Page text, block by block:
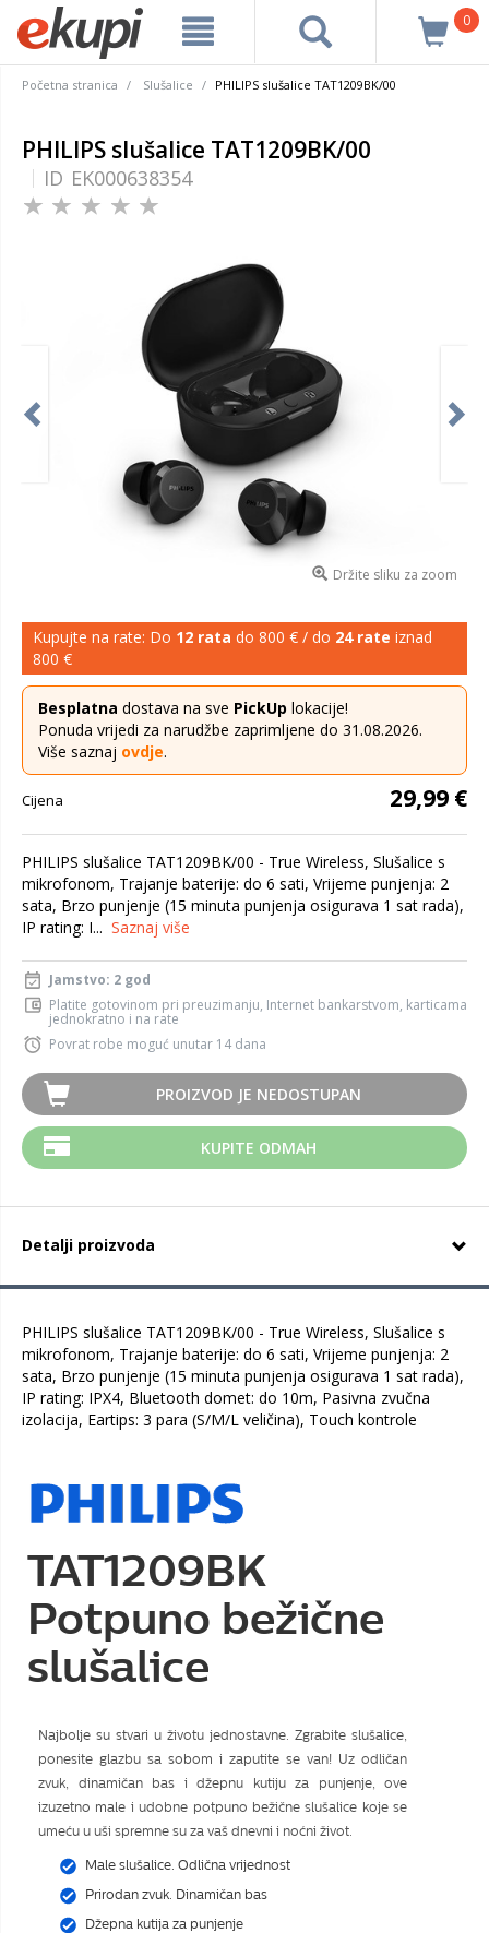
0
Početna stranica Slušalice PHILIPS slušalice TAT1209BK/00
PHILIPS slušalice TAT1209BK/00
ID EK000638354
Držite sliku za zoom
Kupujte na rate: Do 12 rata do 800 € / do 24 rate iznad
800 €
Besplatna dostava na sve PickUp lokacije!
Ponuda vrijedi za narudžbe zaprimljene do 31.08.2026.
Više saznaj ovdje.
Cijena 29,99 €
PHILIPS slušalice TAT1209BK/00 - True Wireless, Slušalice s
mikrofonom, Trajanje baterije: do 6 sati, Vrijeme punjenja: 2
sata, Brzo punjenje (15 minuta punjenja osigurava 1 sat rada),
IP rating: I... Saznaj više
Jamstvo: 2 god
Platite gotovinom pri preuzimanju, Internet bankarstvom, karticama
jednokratno i na rate
Povrat robe moguć unutar 14 dana
PROIZVOD JE NEDOSTUPAN
KUPITE ODMAH
Detalji proizvoda
PHILIPS slušalice TAT1209BK/00 - True Wireless, Slušalice s
mikrofonom, Trajanje baterije: do 6 sati, Vrijeme punjenja: 2
sata, Brzo punjenje (15 minuta punjenja osigurava 1 sat rada),
IP rating: IPX4, Bluetooth domet: do 10m, Pasivna zvučna
izolacija, Eartips: 3 para (S/M/L veličina), Touch kontrole
TAT1209BK
Potpuno bežične
slušalice
Najbolje su stvari u životu jednostavne. Zgrabite slušalice,
ponesite glazbu sa sobom i zaputite se van! Uz odličan
zvuk, dinamičan bas i džepnu kutiju za punjenje, ove
izuzetno male i udobne potpuno bežične slušalice koje se
umeću u uši spremne su za vaš dnevni i noćni život.
Male slušalice. Odlična vrijednost
Prirodan zvuk. Dinamičan bas
Džepna kutija za punjenje